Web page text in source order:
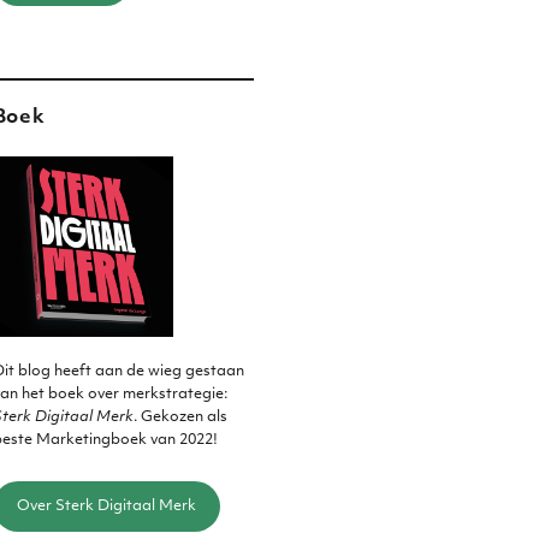
blog heeft aan de wieg gestaan
het boek over merkstrategie:
Digitaal Merk. Gekozen als
Marketingboek van 2022!
Over Sterk Digitaal Merk